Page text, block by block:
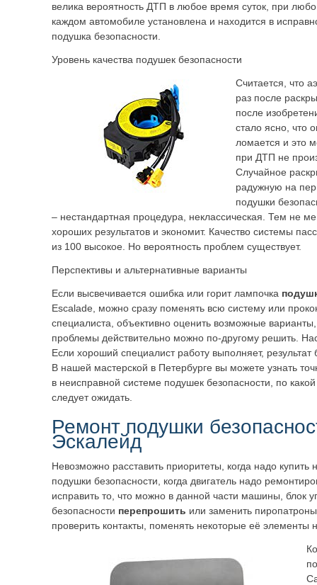
велика вероятность ДТП в любое время суток, при
каждом автомобиле установлена и находится в
подушка безопасности.
Уровень качества подушек безопасности
Считается, что
раз после
после
стало ясно, что
ломается и это
при ДТП не
Случайное
радужную на
подушки
– нестандартная процедура, неклассическая. Тем не
хороших результатов и экономит. Качество системы
из 100 высокое. Но вероятность проблем существует.
Перспективы и альтернативные варианты
Если высвечивается ошибка или горит лампочка
Escalade, можно сразу поменять всю систему или
специалиста, объективно оценить возможные
проблемы действительно можно по-другому решить.
Если хороший специалист работу выполняет,
В нашей мастерской в Петербурге вы можете узнать
в неисправной системе подушек безопасности, по какой
следует ожидать.
Ремонт подушки
Эскалейд
Невозможно расставить приоритеты, когда надо купить
подушки безопасности, когда двигатель надо
исправить то, что можно в данной части машины, блок
безопасности перепрошить или заменить
проверить контакты, поменять некоторые её элементы